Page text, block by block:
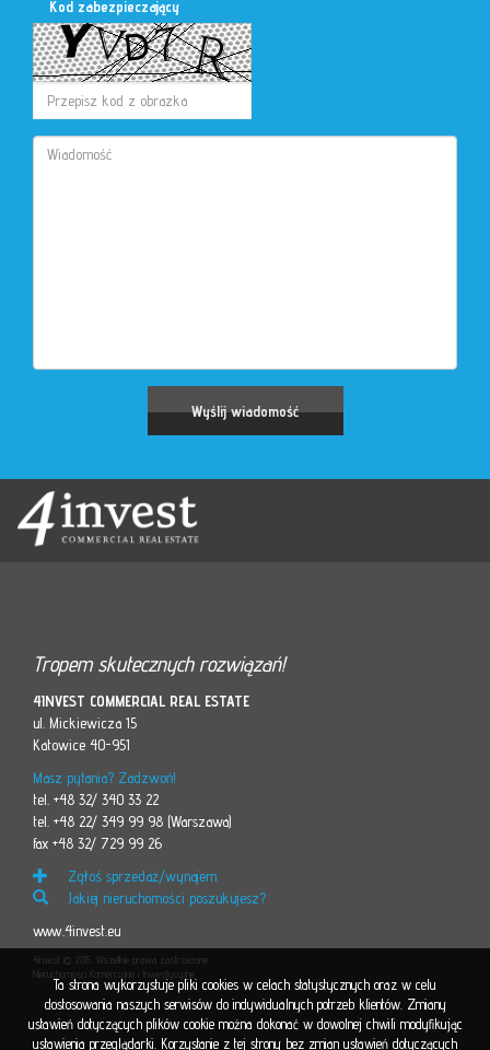
Kod zabezpieczający
Tropem skutecznych rozwiązań!
4INVEST COMMERCIAL REAL ESTATE
ul. Mickiewicza 15
Katowice 40-951
Masz pytania? Zadzwoń!
tel. +48 32/ 340 33 22
tel. +48 22/ 349 99 98 (Warszawa)
fax +48 32/ 729 99 26
Zgłoś sprzedaż/wynajem
Jakiej nieruchomości poszukujesz?
www.4invest.eu
4invest © 2015. Wszelkie prawa zastrzeżone
Nieruchomości Komercyjne i Inwestycyjne
Ta strona wykorzystuje pliki cookies w celach statystycznych oraz w celu
dostosowania naszych serwisów do indywidualnych potrzeb klientów. Zmiany
ustawień dotyczących plików cookie można dokonać w dowolnej chwili modyfikując
ustawienia przeglądarki. Korzystanie z tej strony bez zmian ustawień dotyczących